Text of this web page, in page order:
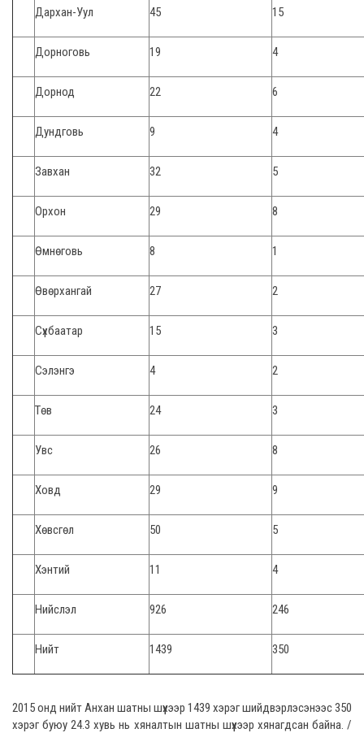
Дархан-Уул 45 15
Дорноговь 19 4
Дорнод 22 6
Дундговь 9 4
Завхан 32 5
Орхон 29 8
Өмнөговь 8 1
Өвөрхангай 27 2
Сүхбаатар 15 3
Сэлэнгэ 4 2
Төв 24 3
Увс 26 8
Ховд 29 9
Хөвсгөл 50 5
Хэнтий 11 4
Нийслэл 926 246
Нийт 1439 350
2015 онд нийт Анхан шатны шүүхээр 1439 хэрэг шийдвэрлэсэнээс 350
хэрэг буюу 24.3 хувь нь хяналтын шатны шүүхээр хянагдсан байна. /